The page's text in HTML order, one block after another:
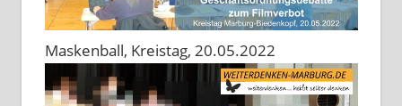
Maskenball, Kreistag, 20.05.2022